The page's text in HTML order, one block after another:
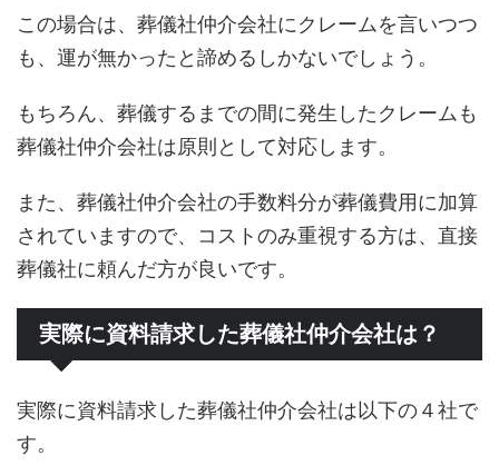
この場合は、葬儀社仲介会社にクレームを言いつつ
も、運が無かったと諦めるしかないでしょう。
もちろん、葬儀するまでの間に発生したクレームも
葬儀社仲介会社は原則として対応します。
また、葬儀社仲介会社の手数料分が葬儀費用に加算
されていますので、コストのみ重視する方は、直接
葬儀社に頼んだ方が良いです。
実際に資料請求した葬儀社仲介会社は？
実際に資料請求した葬儀社仲介会社は以下の４社で
す。